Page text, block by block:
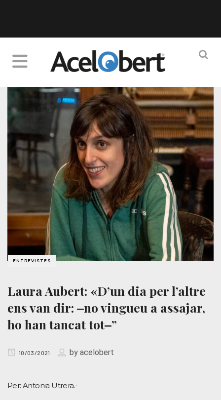
ENTREVISTES
Laura Aubert: «D’un dia per l’altre
ens van dir: ‒no vingueu a assajar,
ho han tancat tot‒”
10/03/2021 by acelobert
Per: Antonia Utrera.-